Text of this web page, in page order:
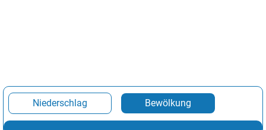
Niederschlag Bewölkung